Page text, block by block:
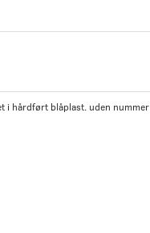
i hårdført blåplast. uden nummer